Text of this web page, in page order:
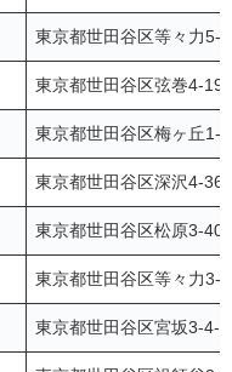
東京都世田谷区等々力
東京都世田谷区弦巻4-
東京都世田谷区梅ヶ丘
東京都世田谷区深沢4-
東京都世田谷区松原3-
東京都世田谷区等々力
東京都世田谷区宮坂3-